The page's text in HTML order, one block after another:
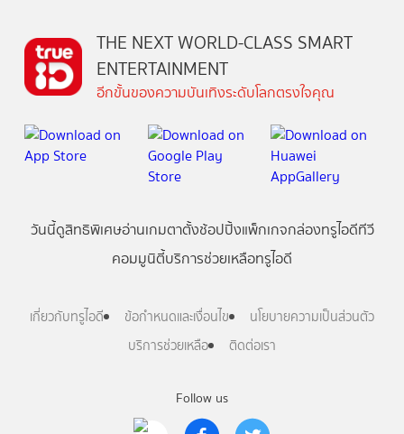
Follow us
THE NEXT WORLD-CLASS SMART
ENTERTAINMENT
อีกขั้นของความบันเทิงระดับโลกตรงใจคุณ
วันนี้ดูสิทธิพิเศษอ่านเกมตาตั้งช้อปปิ้งแพ็กเกจกล่องทรูไอดีทีวี
คอมมูนิตี้บริการช่วยเหลือทรูไอดี
เกี่ยวกับทรูไอดี ข้อกำหนดและเงื่อนไข
นโยบายความเป็นส่วนตัว
บริการช่วยเหลือ
ติดต่อเรา